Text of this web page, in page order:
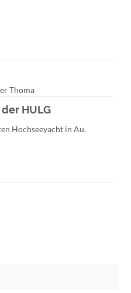
Thoma
HULG
Hochseeyacht in Au.